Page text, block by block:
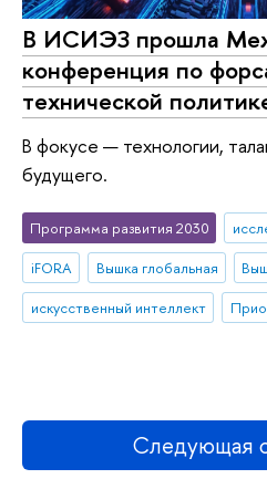
В ИСИЭЗ прошла
конференция по
технической
В фокусе — технологии,
будущего.
Программа развития 2030
iFORA
Вышка глобальная
искусственный интеллект
Следующая